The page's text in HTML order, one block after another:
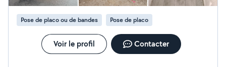
Pose de placo ou de bandes Pose de placo
Voir le profil Contacter